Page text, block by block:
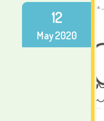
12
May2020